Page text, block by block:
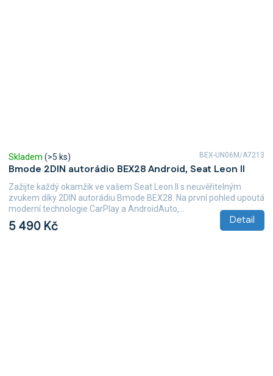
Bmode 2DIN autorádio BEX28 Android, Seat Leon II
Skladem (>5 ks)
5 490 Kč Detail
Zažijte každý okamžik ve vašem Seat Leon II s neuvěřitelným
zvukem díky 2DIN autorádiu Bmode BEX28. Na první pohled upoutá
moderní technologie CarPlay a AndroidAuto,...
BEX-UN06M/A7213